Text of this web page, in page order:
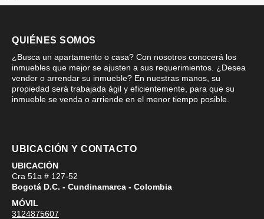
QUIÉNES SOMOS
¿Busca un apartamento o casa? Con nosotros conocerá los
inmuebles que mejor se ajusten a sus requerimientos. ¿Desea
vender o arrendar su inmueble? En nuestras manos, su
propiedad será trabajada ágil y eficientemente, para que su
inmueble se venda o arriende en el menor tiempo posible.
UBICACIÓN Y CONTACTO
UBICACIÓN
Cra 51a # 127-52
Bogotá D.C. - Cundinamarca - Colombia
MÓVIL
3124875607